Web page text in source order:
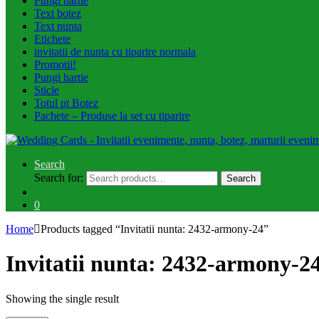
Text botez
Text nunta
Etichete
invitatii de nunta cu tiparire normala
Promotii!
Pungi hartie
Sticle
Totul pt Botez
Pachete – Produse la set cu tiparire
Search
Search for:
Search
0
Home Products tagged “Invitatii nunta: 2432-armony-24”
Invitatii nunta: 2432-armony-
Showing the single result